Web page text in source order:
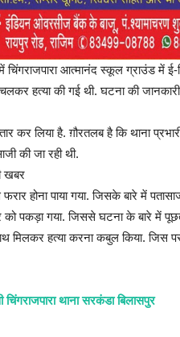
आत्मानंद स्कूल ग्राउंड में ई-
हत्या की गई थी. घटना की
कर लिया है. ग़ौरतलब है कि थाना
की जा रही थी.
खबर
होना पाया गया. जिसके बारे में
को पकड़ा गया. जिससे घटना के बारे
हत्या करना कबुल किया. जिस पर
चिंगराजपारा थाना सरकंडा बिलासपुर